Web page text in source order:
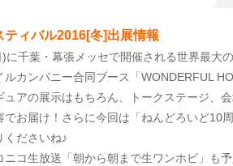
ティバル2016[冬]出展情報
に千葉・幕張メッセで開催される世界最大
ルカンパニー合同ブース「WONDERFUL
ュアの展示はもちろん、トークステージ、
でお届け！さらに今回は「ねんどろいど10
くださいね♪
ニコ生放送「朝から朝まで生ワンホビ」も